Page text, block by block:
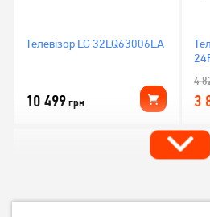
Телевізор LG 32LQ63006LA
10 499грн
4
3